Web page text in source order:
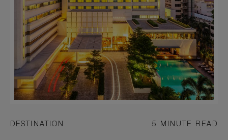
DESTINATION 5 MINUTE READ